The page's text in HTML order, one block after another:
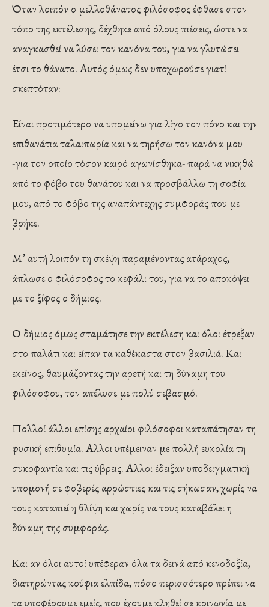
Όταν λοιπόν ο μελλοθάνατος φιλόσοφος έφθασε στον
τόπο της εκτέλεσης, δέχθηκε από όλους πιέσεις, ώστε να
αναγκασθεί να λύσει τον κανόνα του, για να γλυτώσει
έτσι το θάνατο. Αυτός όμως δεν υποχωρούσε γιατί
σκεπτόταν:
Είναι προ­τιμότερο να υπομείνω για λίγο τον πόνο και την
επιθανάτια ταλαιπωρία και να τηρήσω τον κανόνα μου
-για τον οποίο τόσον καιρό αγωνίσθηκα- παρά να νικηθώ
από το φόβο του θανάτου και να προσβάλλω τη σοφία
μου, από το φόβο της αναπάντεχης συμφοράς που με
βρήκε.
Μ’ αυτή λοιπόν τη σκέψη παραμένοντας ατάραχος,
άπλωσε ο φιλόσοφος το κεφάλι του, για να το αποκόψει
με το ξίφος ο δήμιος.
Ο δήμιος όμως σταμάτησε την εκτέλεση και όλοι έτρεξαν
στο παλάτι και είπαν τα καθέκαστα στον βασιλιά. Και
εκείνος, θαυμάζοντας την αρετή και τη δύναμη του
φιλόσοφου, τον απέλυσε με πολύ σεβασμό.
Πολλοί άλλοι επίσης αρχαίοι φιλόσοφοι κα­ταπάτησαν τη
φυσική επιθυμία. Αλλοι υπέμειναν με πολλή ευκολία τη
συκοφαντία και τις ύβρεις. Αλλοι έδειξαν υποδειγματική
υπομονή σε φο­βερές αρρώστιες και τις σήκωσαν, χωρίς να
τους καταπιεί η θλίψη και χωρίς να τους καταβάλει η
δύναμη της συμφοράς.
Και αν όλοι αυτοί υπέφε­ραν όλα τα δεινά από κενοδοξία,
διατηρώντας κούφια ελπίδα, πόσο περισσότερο πρέπει να
τα υποφέρουμε εμείς, που έχουμε κληθεί σε κοινωνία με